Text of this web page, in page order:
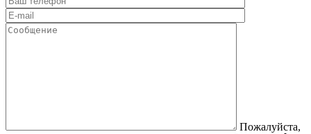
Пожалуйста,